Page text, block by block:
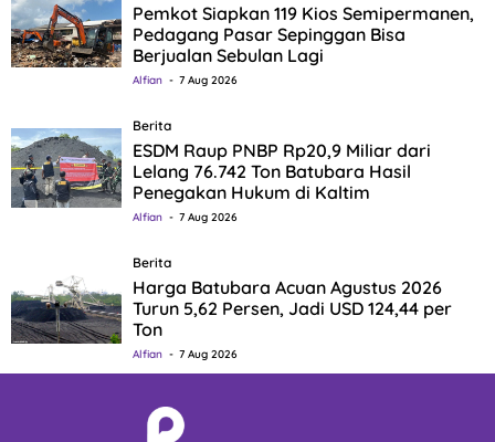
Pemkot Siapkan 119 Kios Semipermanen,
Pedagang Pasar Sepinggan Bisa
Berjualan Sebulan Lagi
Alfian 7 Aug 2026
Berita
ESDM Raup PNBP Rp20,9 Miliar dari
Lelang 76.742 Ton Batubara Hasil
Penegakan Hukum di Kaltim
Alfian 7 Aug 2026
Berita
Harga Batubara Acuan Agustus 2026
Turun 5,62 Persen, Jadi USD 124,44 per
Ton
Alfian 7 Aug 2026